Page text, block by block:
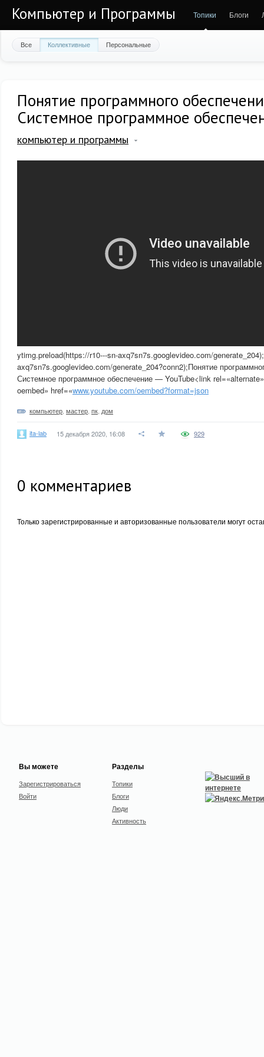
Компьютер и Программы Топики Блоги
Все Коллективные Персональные
Понятие программного
Системное программное
компьютер и программы
ytimg.preload(https://r10---sn-axq7sn7s.googlevideo.com/
axq7sn7s.googlevideo.com/generate_204?conn2);Понятие
Системное программное обеспечение — YouTube<link
oembed» href=«www.youtube.com/oembed?format=json
компьютер мастер пк дом
ita-lab 15 декабря 2020, 16:08 929
0 комментариев
Только зарегистрированные и авторизованные пользователи могут
Вы можете
Зарегистрироваться
Войти
Разделы
Топики
Блоги
Люди
Активность